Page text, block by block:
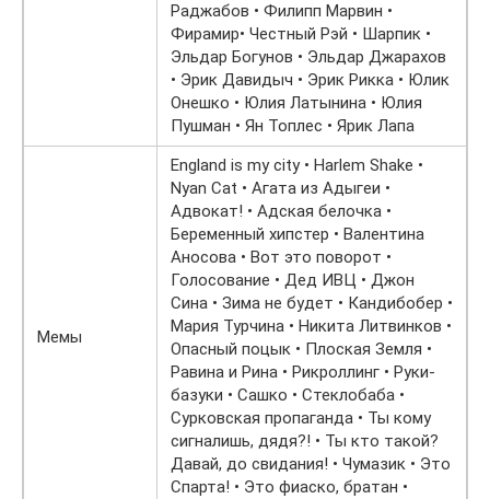
Раджабов • Филипп Марвин •
Фирамир• Честный Рэй • Шарпик •
Эльдар Богунов • Эльдар Джарахов
• Эрик Давидыч • Эрик Рикка • Юлик
Онешко • Юлия Латынина • Юлия
Пушман • Ян Топлес • Ярик Лапа
Мемы
England is my city • Harlem Shake •
Nyan Cat • Агата из Адыгеи •
Адвокат! • Адская белочка •
Беременный хипстер • Валентина
Аносова • Вот это поворот •
Голосование • Дед ИВЦ • Джон
Сина • Зима не будет • Кандибобер •
Мария Турчина • Никита Литвинков •
Опасный поцык • Плоская Земля •
Равина и Рина • Рикроллинг • Руки-
базуки • Сашко • Стеклобаба •
Сурковская пропаганда • Ты кому
сигналишь, дядя?! • Ты кто такой?
Давай, до свидания! • Чумазик • Это
Спарта! • Это фиаско, братан •